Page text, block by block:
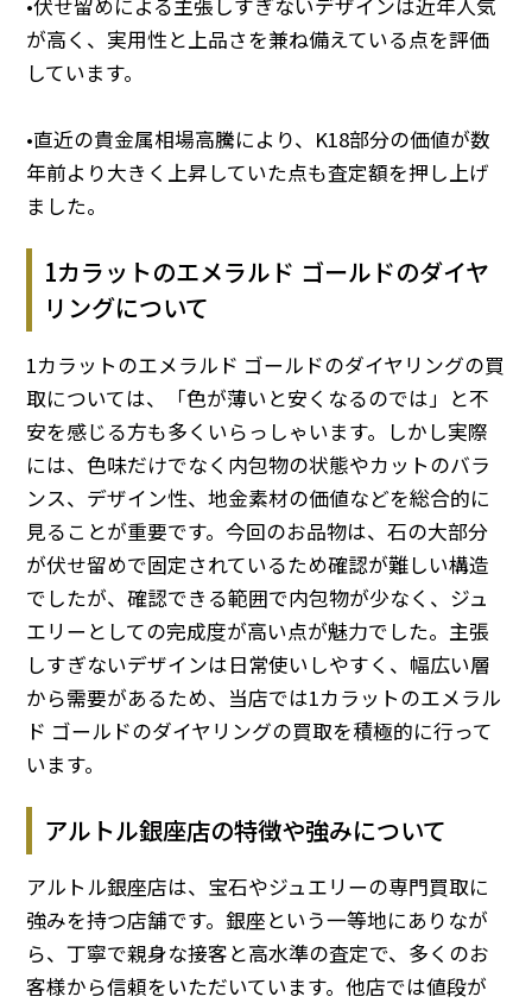
が高く、実用性と上品さを兼ね備えている点を評価
しています。
•直近の貴金属相場高騰により、K18部分の価値が数
年前より大きく上昇していた点も査定額を押し上げ
ました。
1カラットのエメラルド ゴールドのダイヤ
リングについて
1カラットのエメラルド ゴールドのダイヤリングの買
取については、「色が薄いと安くなるのでは」と不
安を感じる方も多くいらっしゃいます。しかし実際
には、色味だけでなく内包物の状態やカットのバラ
ンス、デザイン性、地金素材の価値などを総合的に
見ることが重要です。今回のお品物は、石の大部分
が伏せ留めで固定されているため確認が難しい構造
でしたが、確認できる範囲で内包物が少なく、ジュ
エリーとしての完成度が高い点が魅力でした。主張
しすぎないデザインは日常使いしやすく、幅広い層
から需要があるため、当店では1カラットのエメラル
ド ゴールドのダイヤリングの買取を積極的に行って
います。
アルトル銀座店の特徴や強みについて
アルトル銀座店は、宝石やジュエリーの専門買取に
強みを持つ店舗です。銀座という一等地にありなが
ら、丁寧で親身な接客と高水準の査定で、多くのお
客様から信頼をいただいています。他店では値段が